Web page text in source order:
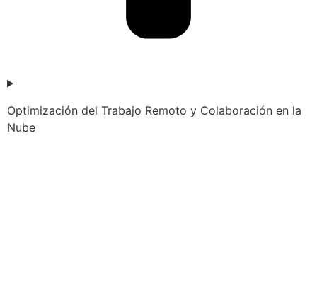
Optimización del Trabajo Remoto y Colaboración en la
Nube